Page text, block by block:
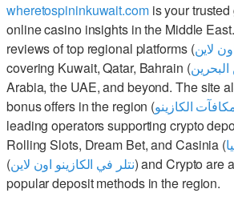
wheretospininkuwait.comis your trusted
online casino insights in the Middle
reviews of top regional platforms (لاين
covering Kuwait, Qatar, Bahrain (البحرين
Arabia, the UAE, and beyond. The site
bonus offers in the region (الكازينو
leading operators supporting crypto
Rolling Slots, Dream Bet, and Casinia (
(نتلر في الكازينو اون لاين) and Crypto are
popular deposit methods in the region.